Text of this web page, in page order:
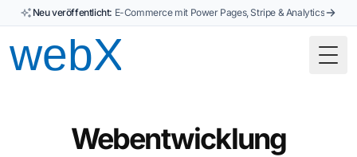
Neu veröffentlicht: E-Commerce mit Power Pages, Stripe & Analytics
Webentwicklung